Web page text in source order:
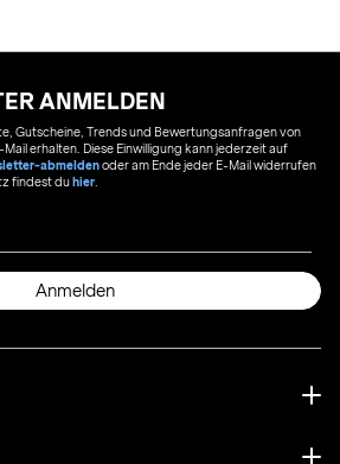
ANMELDEN
Gutscheine, Trends und Bewertungsanfragen von
erhalten. Diese Einwilligung kann jederzeit auf
abmeldenoder am Ende jeder E-Mail widerrufen
findest duhier
Anmelden